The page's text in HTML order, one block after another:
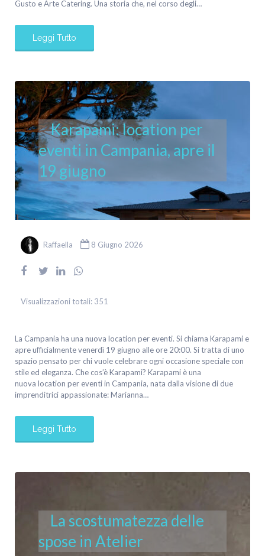
Gusto e Arte Catering. Una storia che, nel corso degli…
Leggi Tutto
Karapami: location per
eventi in Campania, apre il
19 giugno
Raffaella 8 Giugno 2026
Visualizzazioni totali: 351
La Campania ha una nuova location per eventi. Si chiama Karapami e
apre ufficialmente venerdì 19 giugno alle ore 20:00. Si tratta di uno
spazio pensato per chi vuole celebrare ogni occasione speciale con
stile ed eleganza. Che cos’è Karapami? Karapami è una
nuova location per eventi in Campania, nata dalla visione di due
imprenditrici appassionate: Marianna…
Leggi Tutto
La scostumatezza delle
spose in Atelier